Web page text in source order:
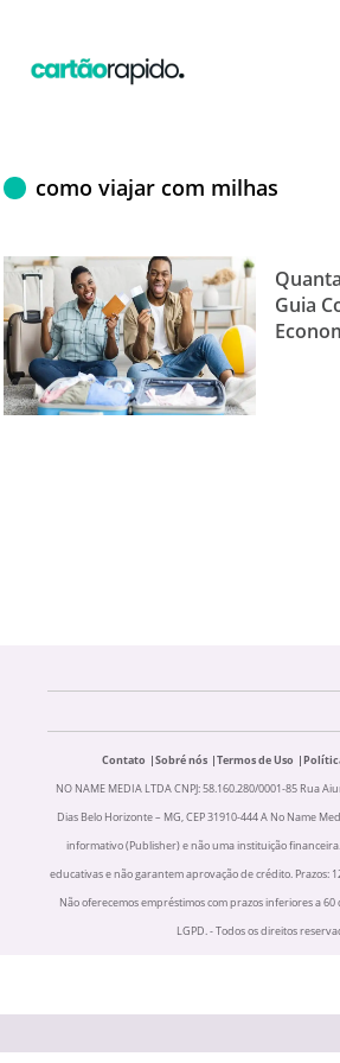
como viajar com milhas
Guia
Contato Sobré nós Termos de Uso
NO NAME MEDIA LTDA CNPJ: 58.160.280/0001-85 Rua
Dias Belo Horizonte – MG, CEP 31910-444 A No Name
informativo (Publisher) e não uma instituição
educativas e não garantem aprovação de crédito. Prazos: 12
Não oferecemos empréstimos com prazos inferiores a
LGPD. - Todos os direitos